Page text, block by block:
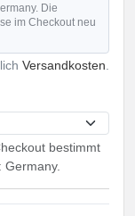
Die
im Checkout neu
Versandkosten
bestimmt